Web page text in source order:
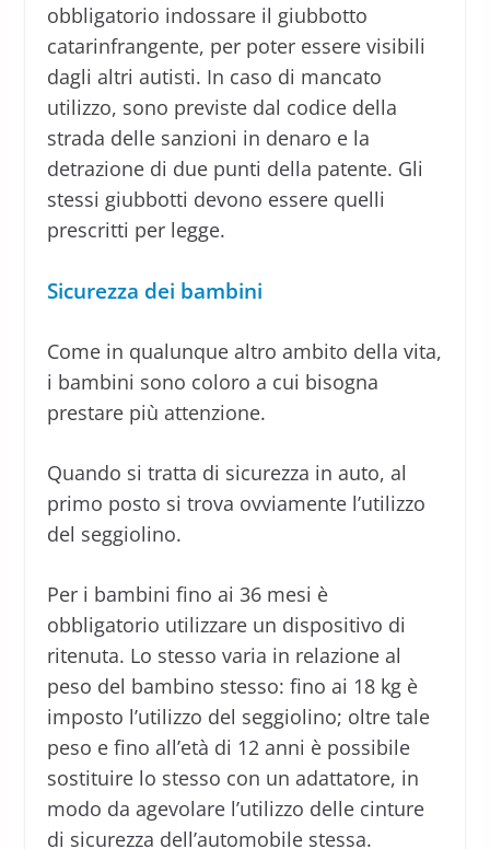
obbligatorio indossare il giubbotto
catarinfrangente, per poter essere visibili
dagli altri autisti. In caso di mancato
utilizzo, sono previste dal codice della
strada delle sanzioni in denaro e la
detrazione di due punti della patente. Gli
stessi giubbotti devono essere quelli
prescritti per legge.
Sicurezza dei bambini
Come in qualunque altro ambito della vita,
i bambini sono coloro a cui bisogna
prestare più attenzione.
Quando si tratta di sicurezza in auto, al
primo posto si trova ovviamente l’utilizzo
del seggiolino.
Per i bambini fino ai 36 mesi è
obbligatorio utilizzare un dispositivo di
ritenuta. Lo stesso varia in relazione al
peso del bambino stesso: fino ai 18 kg è
imposto l’utilizzo del seggiolino; oltre tale
peso e fino all’età di 12 anni è possibile
sostituire lo stesso con un adattatore, in
modo da agevolare l’utilizzo delle cinture
di sicurezza dell’automobile stessa.